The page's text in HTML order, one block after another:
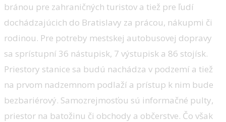
bránou pre zahraničných turistov a tiež pre ľudí
dochádzajúcich do Bratislavy za prácou, nákupmi či
rodinou. Pre potreby mestskej autobusovej dopravy
sa sprístupní 36 nástupisk, 7 výstupisk a 86 stojísk.
Priestory stanice sa budú nachádza v podzemí a tiež
na prvom nadzemnom podlaží a prístup k nim bude
bezbariérový. Samozrejmosťou sú informačné pulty,
priestor na batožinu či obchody a občerstve. Čo však